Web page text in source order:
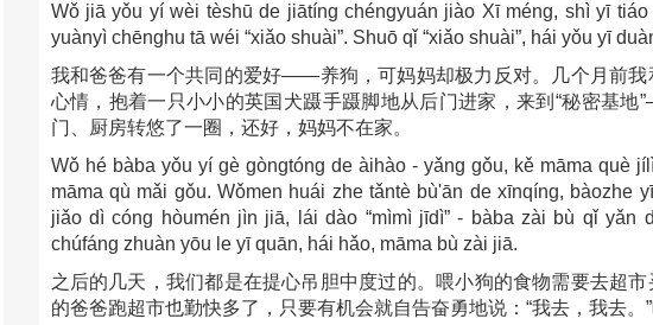
Wǒ jiā yǒu yí wèi tèshū de jiātíng chéngyuán jiào Xī méng, shì yī
yuànyì chēnghu tā wéi “xiǎo shuài”. Shuō qǐ “xiǎo shuài”, hái yǒu yī
我和爸爸有一个共同的爱好——养狗，可妈妈却极力反对。几个月前我
心情，抱着一只小小的英国犬蹑手蹑脚地从后门进家，来到“秘密基
门、厨房转悠了一圈，还好，妈妈不在家。
Wǒ hé bàba yǒu yí gè gòngtóng de àihào - yǎng gǒu, kě māma què
māma qù mǎi gǒu. Wǒmen huái zhe tǎntè bù'ān de xīnqíng, bàozhe
jiǎo dì cóng hòumén jìn jiā, lái dào “mìmì jīdì” - bàba zài bù qǐ yǎn
chúfáng zhuàn yōu le yī quān, hái hǎo, māma bù zài jiā.
之后的几天，我们都是在提心吊胆中度过的。喂小狗的食物需要去超
的爸爸跑超市也勤快多了，只要有机会就自告奋勇地说：“我去，我去。